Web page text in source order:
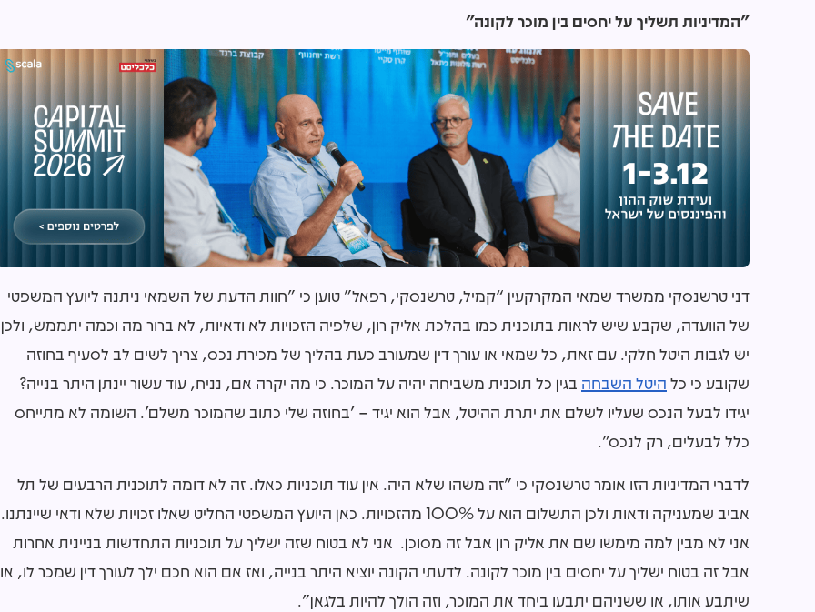
"המדיניות תשליך על יחסים בין מוכר לקונה"
דני טרשנסקי ממשרד שמאי המקרקעין “קמיל, טרשנסקי, רפאל" טוען כי "חוות הדעת של השמאי ניתנה ליועץ המשפטי
של הוועדה, שקבע שיש לראות בתוכנית כמו בהלכת אליק רון, שלפיה הזכויות לא ודאיות, לא ברור מה וכמה יתממש, ולכן
יש לגבות היטל חלקי. עם זאת, כל שמאי או עורך דין שמעורב כעת בהליך של מכירת נכס, צריך לשים לב לסעיף בחוזה
שקובע כי כל היטל השבחה בגין כל תוכנית משביחה יהיה על המוכר. כי מה יקרה אם, נניח, עוד עשור יינתן היתר בנייה?
יגידו לבעל הנכס שעליו לשלם את יתרת ההיטל, אבל הוא יגיד – 'בחוזה שלי כתוב שהמוכר משלם'. השומה לא מתייחס
כלל לבעלים, רק לנכס".
לדברי המדיניות הזו אומר טרשנסקי כי "זה משהו שלא היה. אין עוד תוכניות כאלו. זה לא דומה לתוכנית הרבעים של תל
אביב שמעניקה ודאות ולכן התשלום הוא על 100% מהזכויות. כאן היועץ המשפטי החליט שאלו זכויות שלא ודאי שיינתנו.
אני לא מבין למה מימשו שם את אליק רון אבל זה מסוכן. אני לא בטוח שזה ישליך על תוכניות התחדשות בניינית אחרות
אבל זה בטוח ישליך על יחסים בין מוכר לקונה. לדעתי הקונה יוציא היתר בנייה, ואז אם הוא חכם ילך לעורך דין שמכר לו, או
שיתבע אותו, או ששניהם יתבעו ביחד את המוכר, וזה הולך להיות בלגאן".